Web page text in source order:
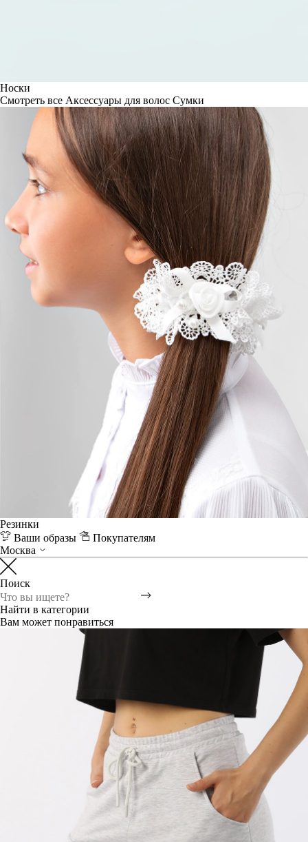
Носки
Смотреть все Аксессуары для волос Сумки
Резинки
Ваши образы
Покупателям
Москва
Поиск
Найти в категории
Вам может понравиться